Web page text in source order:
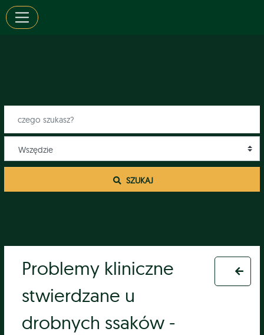
SZUKAJ
Problemy kliniczne
stwierdzane u
drobnych ssaków -